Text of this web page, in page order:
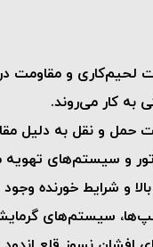
لحیم‌کاری و مقاومت
به کار می‌روند.
حمل و نقل به دلیل
سیستم‌های تهویه
شرایط خورنده وجود
سیستم‌های